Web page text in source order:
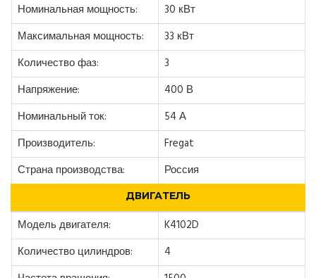
Номинальная мощность:
30 кВт
Максимальная мощность:
33 кВт
Количество фаз:
3
Напряжение:
400 В
Номинальный ток:
54 А
Производитель:
Fregat
Страна производства:
Россия
ДВИГАТЕЛЬ
Модель двигателя:
K4102D
Количество цилиндров:
4